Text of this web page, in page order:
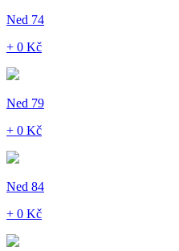
Ned 74
+ 0 Kč
Ned 79
+ 0 Kč
Ned 84
+ 0 Kč